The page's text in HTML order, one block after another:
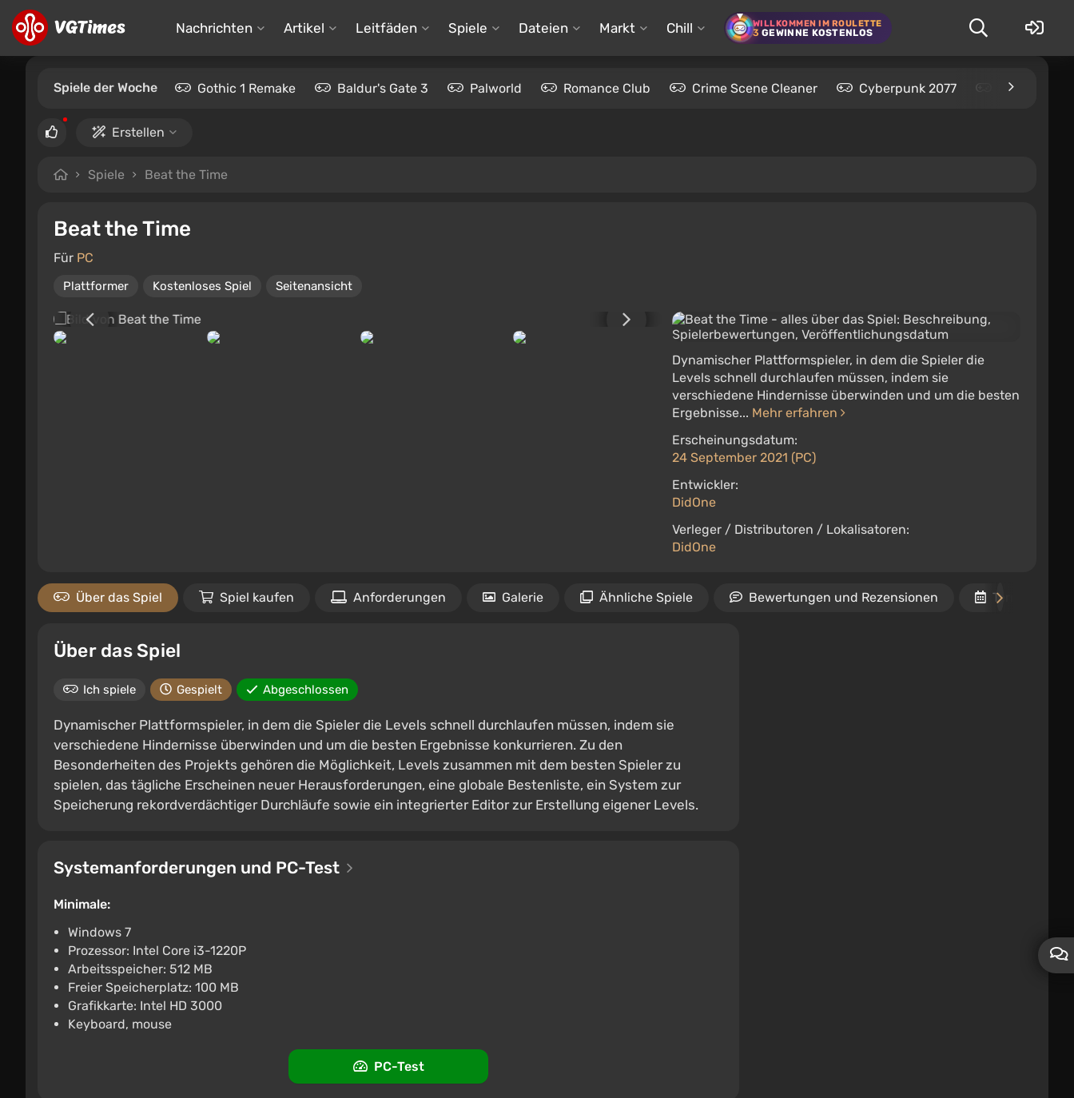
Nachrichten Artikel Leitfäden Spiele Dateien Markt Chill WILLKOMMEN IM ROULETTE
3 GEWINNE KOSTENLOS
Spiele der Woche Gothic 1 Remake Baldur's Gate 3 Palworld Romance Club Crime Scene Cleaner Cyberpunk 2077 Kingdom
Erstellen
Spiele Beat the Time
Beat the Time
Für PC
Plattformer Kostenloses Spiel Seitenansicht
Dynamischer Plattformspieler, in dem die Spieler die
Levels schnell durchlaufen müssen, indem sie
verschiedene Hindernisse überwinden und um die besten
Ergebnisse... Mehr erfahren
Erscheinungsdatum:
24 September 2021 (PC)
Entwickler:
DidOne
Verleger / Distributoren / Lokalisatoren:
DidOne
Über das Spiel Spiel kaufen Anforderungen Galerie Ähnliche Spiele Bewertungen und Rezensionen Termine
Über das Spiel
Ich spiele Gespielt Abgeschlossen
Dynamischer Plattformspieler, in dem die Spieler die Levels schnell durchlaufen müssen, indem sie
verschiedene Hindernisse überwinden und um die besten Ergebnisse konkurrieren. Zu den
Besonderheiten des Projekts gehören die Möglichkeit, Levels zusammen mit dem besten Spieler zu
spielen, das tägliche Erscheinen neuer Herausforderungen, eine globale Bestenliste, ein System zur
Speicherung rekordverdächtiger Durchläufe sowie ein integrierter Editor zur Erstellung eigener Levels.
Systemanforderungen und PC-Test
Minimale:
Windows 7
Prozessor: Intel Core i3-1220P
Arbeitsspeicher: 512 MB
Freier Speicherplatz: 100 MB
Grafikkarte: Intel HD 3000
Keyboard, mouse
PC-Test